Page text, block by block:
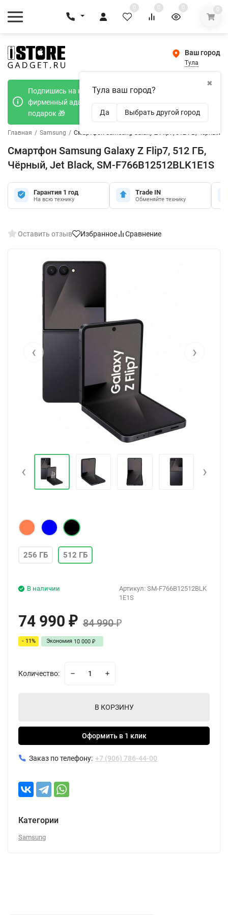
0 0 0 0
Ваш город
Тула
✖
Тула ваш город?
Да Выбрать другой город
Подпишись на наш телеграмм канал и получи
фирменный адаптер Type-C 20W при покупке в
подарок 🎁
Главная / Samsung / Смартфон Samsung Galaxy Z Flip7, 512 ГБ, Чёрный,
Смартфон Samsung Galaxy Z Flip7, 512 ГБ,
Чёрный, Jet Black, SM-F766B12512BLK1E1S
Гарантия 1 год
На всю технику
Trade IN
Обменяйте технику
Оставить отзыв Избранное Сравнение
‹ ›
‹ ›
256 ГБ 512 ГБ
Артикул: SM-F766B12512BLK
1E1S
В наличии
74 990 ₽ 84 990₽
- 11% Экономия 10 000 ₽
Количество:
В КОРЗИНУ
Оформить в 1 клик
Заказ по телефону: +7 (906) 786-44-00
Категории
Samsung